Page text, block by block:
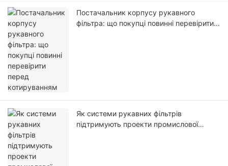
Постачальник корпусу рукавного
фільтра: що покупці повинні перевірити
Як системи рукавних фільтрів
підтримують проекти промислової